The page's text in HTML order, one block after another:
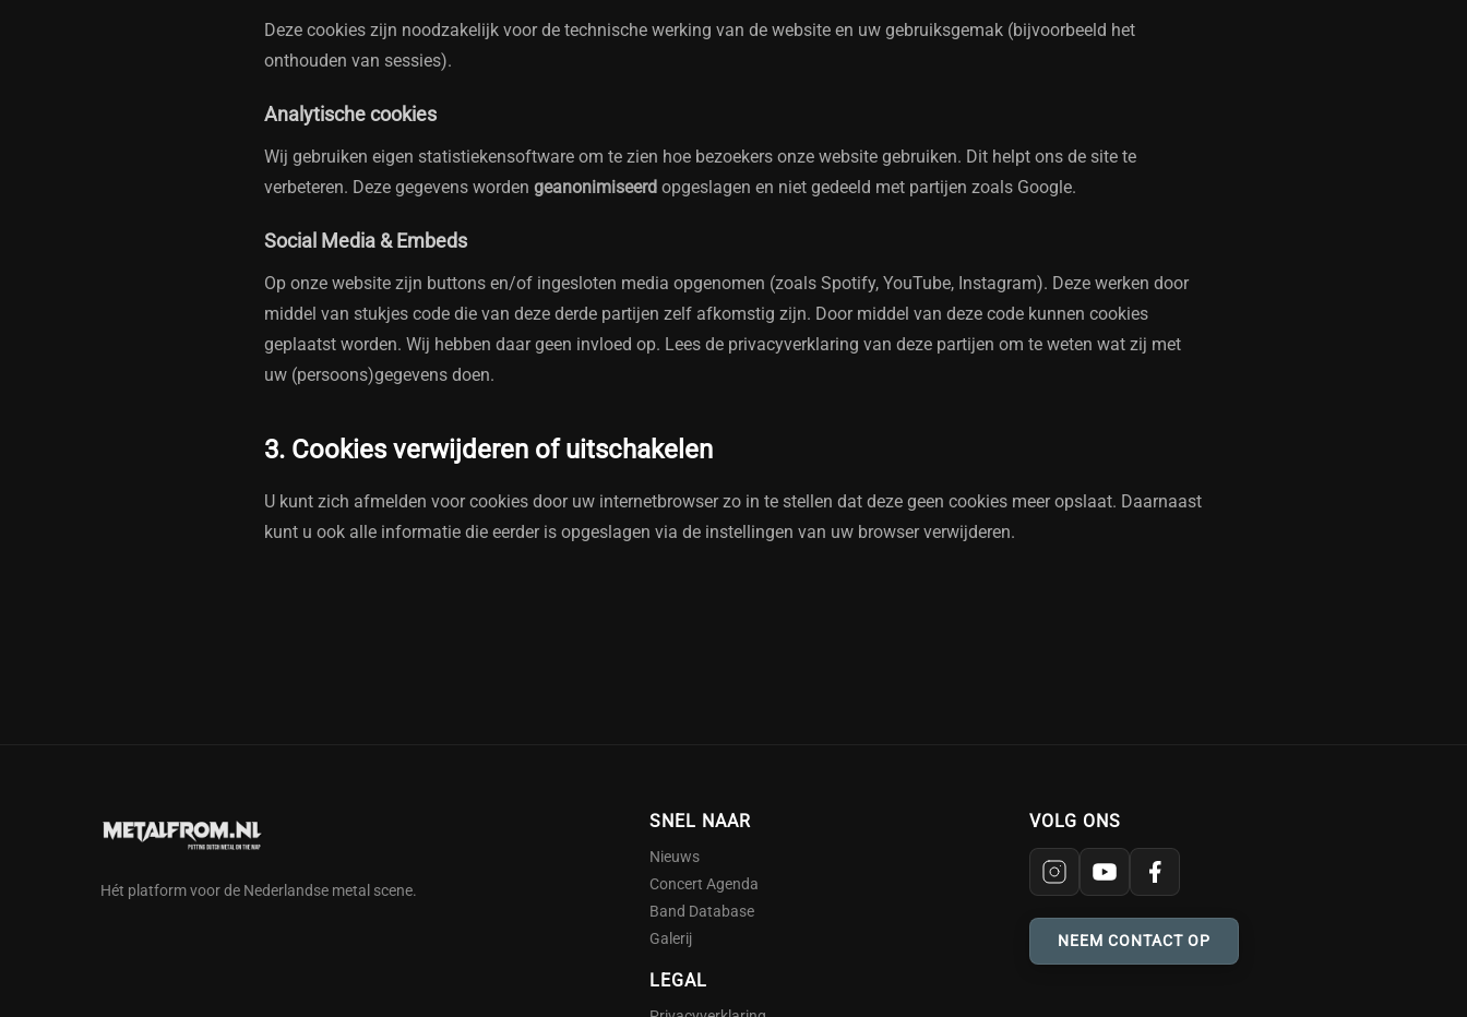
Deze cookies zijn noodzakelijk voor de technische werking van de website en uw gebruiksgemak (bijvoorbeeld het
onthouden van sessies).
Analytische cookies
Wij gebruiken eigen statistiekensoftware om te zien hoe bezoekers onze website gebruiken. Dit helpt ons de site te
verbeteren. Deze gegevens worden geanonimiseerd opgeslagen en niet gedeeld met partijen zoals Google.
Social Media & Embeds
Op onze website zijn buttons en/of ingesloten media opgenomen (zoals Spotify, YouTube, Instagram). Deze werken door
middel van stukjes code die van deze derde partijen zelf afkomstig zijn. Door middel van deze code kunnen cookies
geplaatst worden. Wij hebben daar geen invloed op. Lees de privacyverklaring van deze partijen om te weten wat zij met
uw (persoons)gegevens doen.
3. Cookies verwijderen of uitschakelen
U kunt zich afmelden voor cookies door uw internetbrowser zo in te stellen dat deze geen cookies meer opslaat. Daarnaast
kunt u ook alle informatie die eerder is opgeslagen via de instellingen van uw browser verwijderen.
Hét platform voor de Nederlandse metal scene.
SNEL NAAR
Nieuws
Concert Agenda
Band Database
Galerij
LEGAL
VOLG ONS
NEEM CONTACT OP